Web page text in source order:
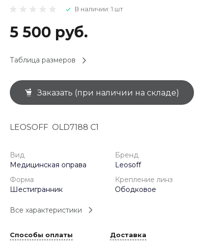
В наличии: 1 шт
5 500 руб.
Таблица размеров
Заказать (при наличии на складе)
LEOSOFF OLD7188 C1
Вид
Медицинская оправа
Бренд
Leosoff
Форма
Шестигранник
Крепление линз
Ободковое
Все характеристики
Способы оплаты Доставка